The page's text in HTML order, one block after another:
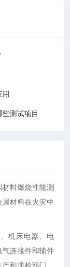
用
测试项目
料燃烧性能测
材料在火灾中
机床电器、电
连接件和辅件